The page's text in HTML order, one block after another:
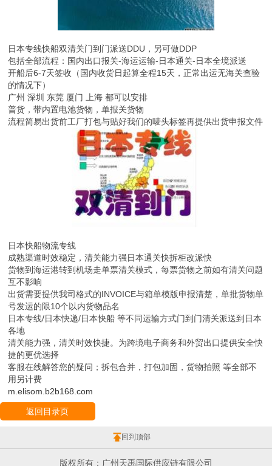
日本专线快船双清关门到门派送DDU，另可做DDP
包括全部流程：国内出口报关-海运运输-日本通关-日本全境派送
开船后6-7天签收（国内收货日起算全程15天，正常出运无海关查验
的情况下）
广州 深圳 东莞 厦门 上海 都可以安排
普货，带内置电池货物，单报关货物
流程简易出货前工厂打包与贴好我们的唛头标签再提供出货申报文件
日本快船物流专线
成熟渠道时效稳定，清关能力强日本通关快拆柜改派快
货物到海运港转到机场走单票清关模式，每票货物之前如有清关问题
互不影响
出货需要提供我司格式的INVOICE与箱单模版申报清楚，单批货物单
号发运的限10个以内货物品名
日本专线/日本快递/日本快船 等不同运输方式门到门清关派送到日本
各地
清关能力强，清关时效快捷。为跨境电子商务和外贸出口提供安全快
捷的更优选择
客服在线解答您的疑问；拆包合并，打包加固，货物拍照 等全部不
用另计费
m.elisom.b2b168.com
返回目录页
回到顶部
版权所有：广州天禹国际供应链有限公司